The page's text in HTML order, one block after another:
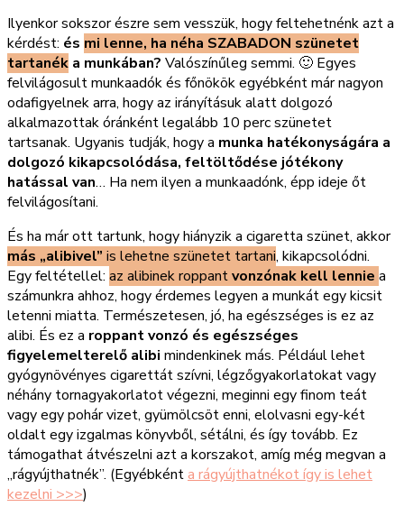
Ilyenkor sokszor észre sem vesszük, hogy feltehetnénk azt a
kérdést: és mi lenne, ha néha SZABADON szünetet
tartanék a munkában? Valószínűleg semmi. 🙂 Egyes
felvilágosult munkaadók és főnökök egyébként már nagyon
odafigyelnek arra, hogy az irányításuk alatt dolgozó
alkalmazottak óránként legalább 10 perc szünetet
tartsanak. Ugyanis tudják, hogy a munka hatékonyságára a
dolgozó kikapcsolódása, feltöltődése jótékony
hatással van… Ha nem ilyen a munkaadónk, épp ideje őt
felvilágosítani.
És ha már ott tartunk, hogy hiányzik a cigaretta szünet, akkor
más „alibivel” is lehetne szünetet tartani, kikapcsolódni.
Egy feltétellel: az alibinek roppantvonzónak kell lennie a
számunkra ahhoz, hogy érdemes legyen a munkát egy kicsit
letenni miatta. Természetesen, jó, ha egészséges is ez az
alibi. És ez a roppant vonzó és egészséges
figyelemelterelő alibi mindenkinek más. Például lehet
gyógynövényes cigarettát szívni, légzőgyakorlatokat vagy
néhány tornagyakorlatot végezni, meginni egy finom teát
vagy egy pohár vizet, gyümölcsöt enni, elolvasni egy-két
oldalt egy izgalmas könyvből, sétálni, és így tovább. Ez
támogathat átvészelni azt a korszakot, amíg még megvan a
„rágyújthatnék”. (Egyébkénta rágyújthatnékot így is lehet
kezelni >>>)